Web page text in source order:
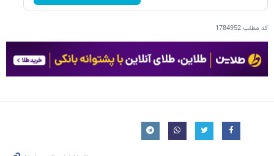
کد مطلب1784952